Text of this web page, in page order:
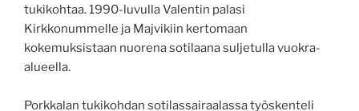
tukikohtaa. 1990-luvulla Valentin palasi
Kirkkonummelle ja Majvikiin kertomaan
kokemuksistaan nuorena sotilaana suljetulla vuokra-
alueella.
Porkkalan tukikohdan sotilassairaalassa työskenteli